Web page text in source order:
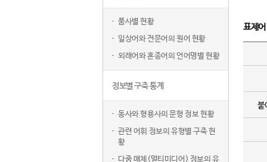
품사별 현황
일상어와 전문어의 원어 현황
외래어와 혼종어의 언어명별 현황
정보별 구축 통계
동사와 형용사의 문형 정보 현황
관련 어휘 정보의 유형별 구축 현
황
다중 매체(멀티미디어) 정보의 유
표제
붙